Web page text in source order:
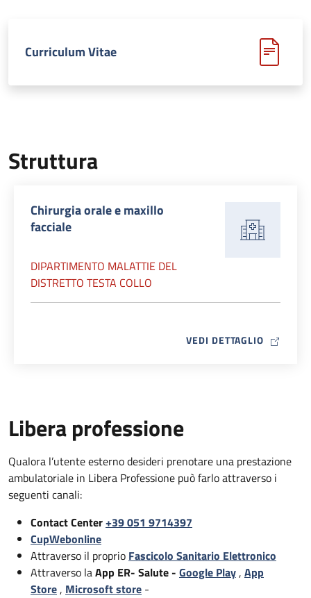
Curriculum Vitae
Struttura
Chirurgia orale e maxillo
facciale
DIPARTIMENTO MALATTIE DEL
DISTRETTO TESTA COLLO
VEDI DETTAGLIO MAP ICON
Libera professione
Qualora l’utente esterno desideri prenotare una prestazione
ambulatoriale in Libera Professione può farlo attraverso i
seguenti canali:
Contact Center+39 051 9714397
CupWebonline
Attraverso il proprio Fascicolo Sanitario Elettronico
Attraverso laApp ER- Salute - Google Play, App
Store, Microsoft store -